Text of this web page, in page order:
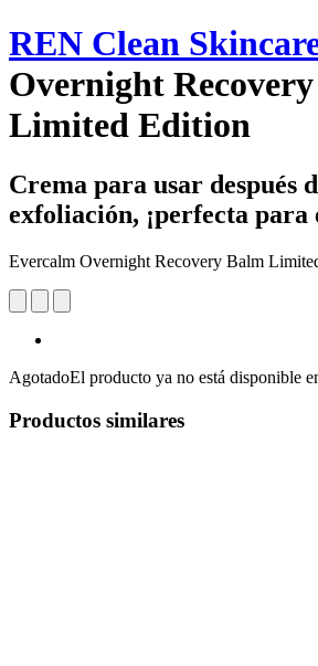
REN Clean
Overnight
Limited Edition
Crema para usar después
exfoliación, ¡perfecta
Evercalm Overnight Recovery Balm
AgotadoEl producto ya no está disponible
Productos similares